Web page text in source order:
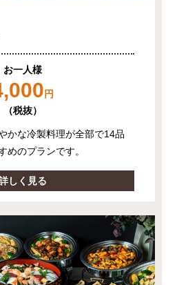
お一人様
円
（税抜）
かな冷製料理が全部で14品
めのプランです。
しく見る